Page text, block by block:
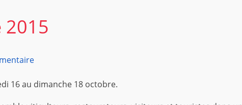
2015
16 au dimanche 18 octobre.